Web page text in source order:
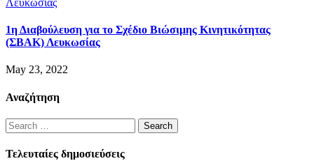
1η Διαβούλευση για το Σχέδιο Βιώσιμης Κινητικότητας
(ΣΒΑΚ) Λευκωσίας
May 23, 2022
Αναζήτηση
Search
for:
Τελευταίες δημοσιεύσεις